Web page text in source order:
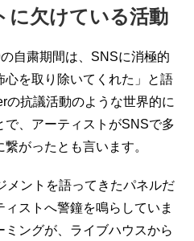
に欠けている活動
自粛期間は、SNSに消極的
心を取り除いてくれた」と語
の抗議活動のような世界的に
で、アーティストがSNSで多
がったとも言います。
メントを語ってきたパネルだ
ストへ警鐘を鳴らしていま
ングが、ライブハウスから